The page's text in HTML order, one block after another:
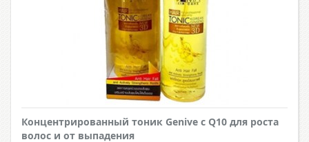
Концентрированный тоник Genive с Q10 для роста
волос и от выпадения